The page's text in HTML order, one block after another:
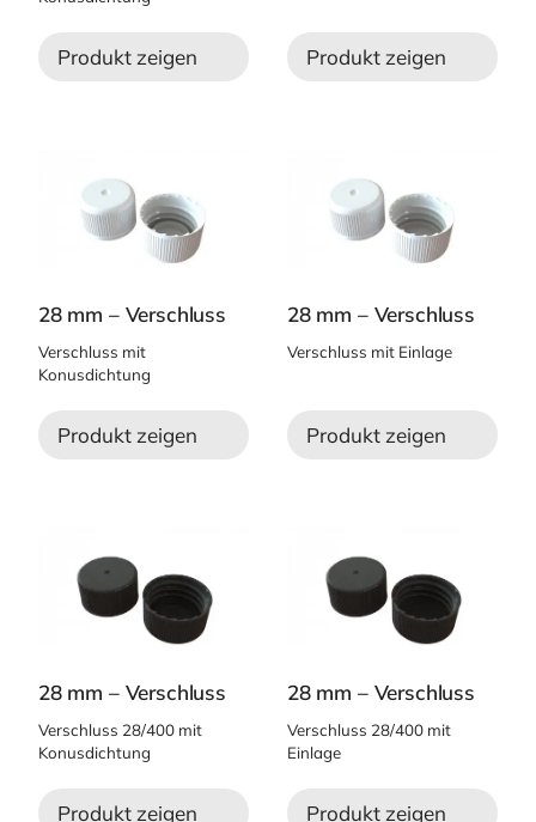
Produkt zeigen Produkt zeigen
28 mm – Verschluss
Verschluss mit
Konusdichtung
Produkt zeigen
28 mm – Verschluss
Verschluss mit Einlage
Produkt zeigen
28 mm – Verschluss
Verschluss 28/400 mit
Konusdichtung
Produkt zeigen
28 mm – Verschluss
Verschluss 28/400 mit
Einlage
Produkt zeigen